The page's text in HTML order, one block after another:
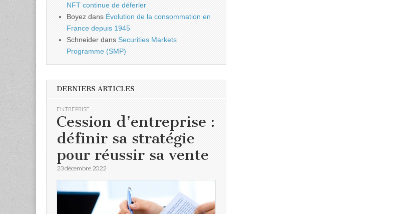
NFT continue de déferler
Boyez dans Évolution de la consommation en
France depuis 1945
Schneider dans Securities Markets
Programme (SMP)
DERNIERS ARTICLES
ENTREPRISE
Cession d’entreprise :
définir sa stratégie
pour réussir sa vente
23 décembre 2022